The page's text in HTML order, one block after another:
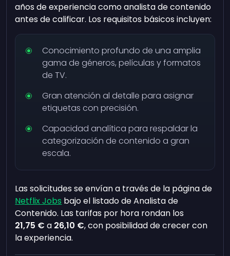
años de experiencia como analista de contenido
antes de calificar. Los requisitos básicos incluyen:
Conocimiento profundo de una amplia
gama de géneros, películas y formatos
de TV.
Gran atención al detalle para asignar
etiquetas con precisión.
Capacidad analítica para respaldar la
categorización de contenido a gran
escala.
Las solicitudes se envían a través de la página de
Netflix Jobs bajo el listado de Analista de
Contenido. Las tarifas por hora rondan los
21,75 € a 26,10 €, con posibilidad de crecer con
la experiencia.